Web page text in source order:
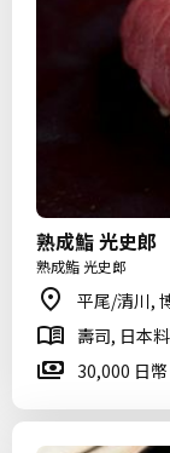
熟成鮨 光史郎
熟成鮨 光史郎
平尾/清川,
壽司, 日本
30,000 日幣